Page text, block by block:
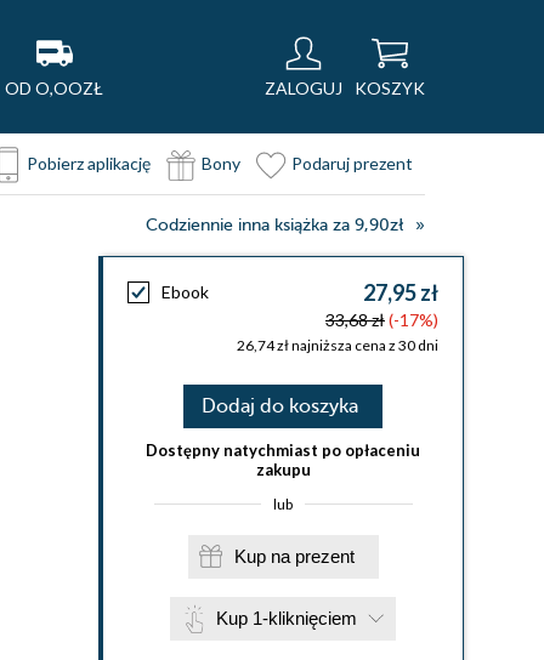
OD O,OOZŁ ZALOGUJ KOSZYK
Pobierz aplikację Bony Podaruj prezent
Codziennie inna książka za 9,90zł
Ebook 27,95 zł
33,68 zł(-17%)
26,74 zł najniższa cena z 30 dni
Dodaj do koszyka
Dostępny natychmiast po opłaceniu
zakupu
lub
Kup na prezent
Kup 1-kliknięciem